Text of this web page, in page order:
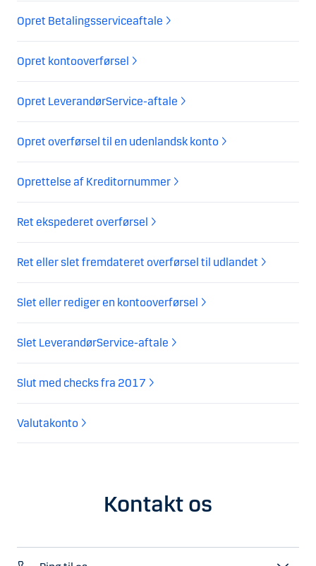
Opret Betalingsserviceaftale
Opret kontooverførsel
Opret LeverandørService-aftale
Opret overførsel til en udenlandsk konto
Oprettelse af Kreditornummer
Ret ekspederet overførsel
Ret eller slet fremdateret overførsel til udlandet
Slet eller rediger en kontooverførsel
Slet LeverandørService-aftale
Slut med checks fra 2017
Valutakonto
Kontakt os